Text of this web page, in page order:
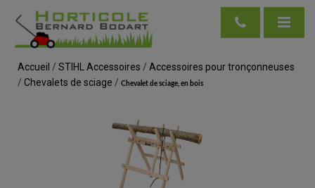
Accueil / STIHL Accessoires / Accessoires pour tronçonneuses
/ Chevalets de sciage / Chevalet de sciage, en bois